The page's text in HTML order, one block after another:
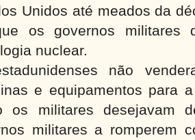
Unidos até meados da
os governos militares
nuclear.
não
e equipamentos para
os militares desejavam
militares a romperem